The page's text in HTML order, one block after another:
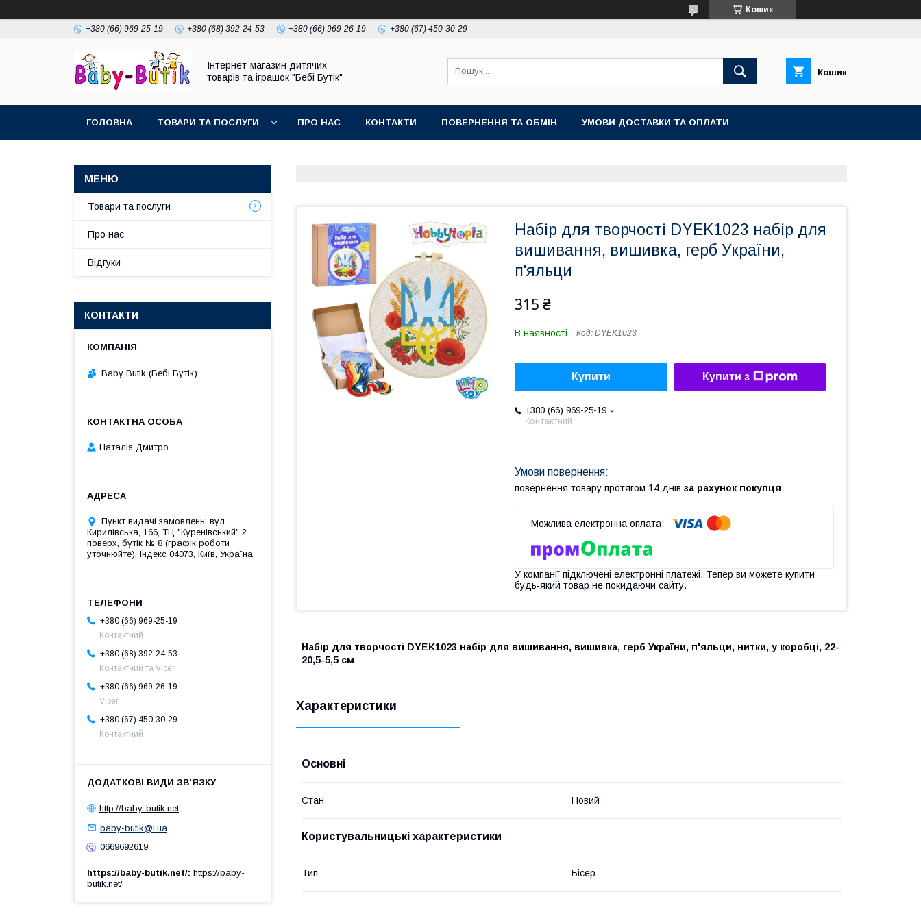
Кошик
+380 (66) 969-25-19 +380 (68) 392-24-53 +380 (66) 969-26-19 +380 (67) 450-30-29
Інтернет-магазин дитячих
товарів та іграшок "Бебі Бутік"
Кошик
ГОЛОВНА ТОВАРИ ТА ПОСЛУГИ ПРО НАС КОНТАКТИ ПОВЕРНЕННЯ ТА ОБМІН УМОВИ ДОСТАВКИ ТА ОПЛАТИ
Набір для творчості DYEK1023 набір для
вишивання, вишивка, герб України,
п'яльци
315 ₴
В наявності Код: DYEK1023
Купити Купити з
+380 (66) 969-25-19
Контактний
повернення товару протягом 14 днів за рахунок покупця
У компанії підключені електронні платежі. Тепер ви можете купити
будь-який товар не покидаючи сайту.
Набір для творчості DYEK1023 набір для вишивання, вишивка, герб України, п'яльци, нитки, у коробці, 22-
20,5-5,5 см
Характеристики
Основні
Стан Новий
Користувальницькі характеристики
Тип Бісер
Товари та послуги
Про нас
Відгуки
КОНТАКТИ
Baby Butik (Бебі Бутік)
Наталія Дмитро
Пункт видачі замовлень: вул.
Кирилівська, 166, ТЦ "Куренівський" 2
поверх, бутік № 8 (графік роботи
уточнюйте). Індекс 04073, Київ, Україна
+380 (66) 969-25-19
Контактний
+380 (68) 392-24-53
Контактний та Viber
+380 (66) 969-26-19
Viber
+380 (67) 450-30-29
Контактний
http://baby-butik.net
baby-butik@i.ua
0669692619
https://baby-butik.net/ https://baby-
butik.net/